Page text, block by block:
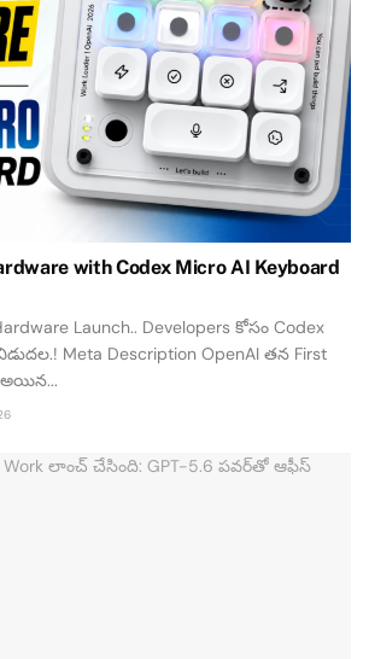
with Codex Micro AI Keyboard
Launch.. Developers కోసం Codex
Meta Description OpenAI తన First
అయిన...